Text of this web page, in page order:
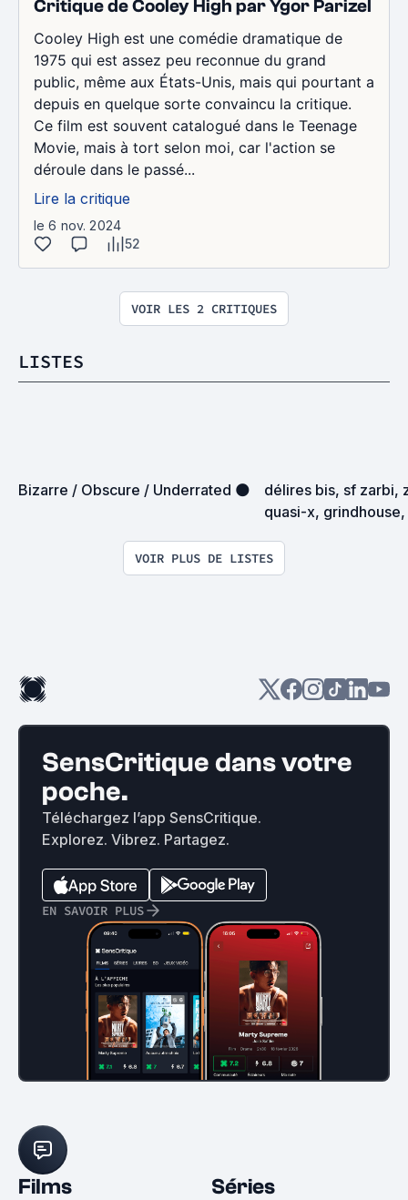
Critique de Cooley High par Ygor Parizel
Cooley High est une comédie dramatique de
1975 qui est assez peu reconnue du grand
public, même aux États-Unis, mais qui pourtant a
depuis en quelque sorte convaincu la critique.
Ce film est souvent catalogué dans le Teenage
Movie, mais à tort selon moi, car l'action se
déroule dans le passé...
Lire la critique
le 6 nov. 2024
52
VOIR LES 2 CRITIQUES
LISTES
Bizarre / Obscure / Underrated 🌑
délires bis, sf zarbi,
quasi-x,
VOIR PLUS DE LISTES
SensCritique dans votre
poche.
Téléchargez l’app SensCritique.
Explorez. Vibrez. Partagez.
EN SAVOIR PLUS
Films Séries